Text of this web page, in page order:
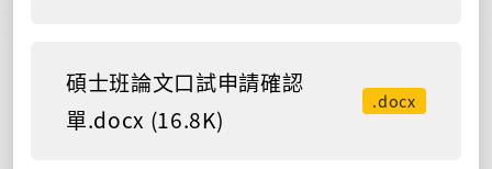
碩士班論文口試申請確認
單.docx (16.8K)
.docx